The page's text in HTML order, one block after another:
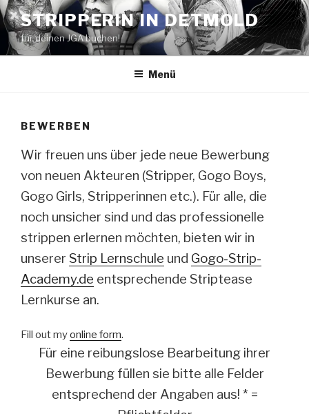
Zum
Inhalt
springen
STRIPPERIN IN DETMOLD
für deinen JGA buchen!
Menü
BEWERBEN
Wir freuen uns über jede neue Bewerbung
von neuen Akteuren (Stripper, Gogo Boys,
Gogo Girls, Stripperinnen etc.). Für alle, die
noch unsicher sind und das professionelle
strippen erlernen möchten, bieten wir in
unserer Strip Lernschule und Gogo-Strip-
Academy.de entsprechende Striptease
Lernkurse an.
Fill out myonline form.
Für eine reibungslose Bearbeitung ihrer
Bewerbung füllen sie bitte alle Felder
entsprechend der Angaben aus! * =